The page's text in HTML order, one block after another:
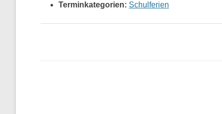
Terminkategorien: Schulferien